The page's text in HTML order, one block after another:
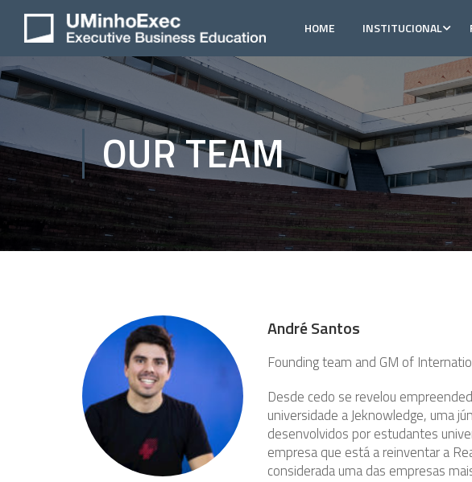
HOME INSTITUCIONAL
OUR TEAM
André Santos
Founding team and GM of
Desde cedo se revelou
universidade a Jeknowledge, uma
desenvolvidos por estudantes
empresa que está a reinventar a
considerada uma das empresas